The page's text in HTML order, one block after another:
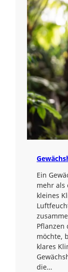
Ein
mehr als
kleines
möchte,
klares
die…